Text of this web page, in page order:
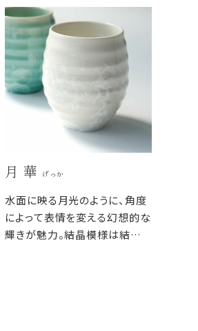
と染花の藍色が食卓を明るくし
ます。
月 華 げっか
水面に映る月光のように、角度
によって表情を変える幻想的な
輝きが魅力。結晶模様は結晶